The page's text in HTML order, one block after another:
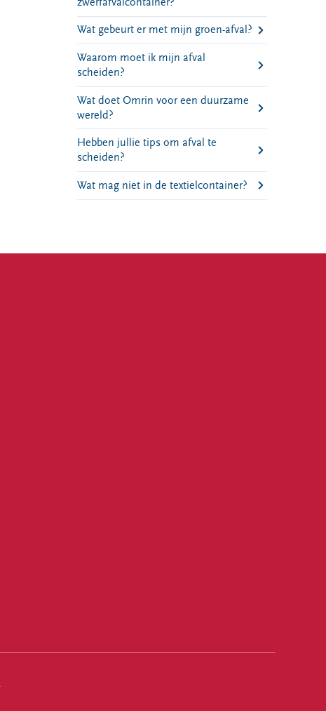
Wat gebeurt er met mijn groen-afval?
Waarom moet ik mijn afval
scheiden?
Wat doet Omrin voor een duurzame
wereld?
Hebben jullie tips om afval te
scheiden?
Wat mag niet in de textielcontainer?